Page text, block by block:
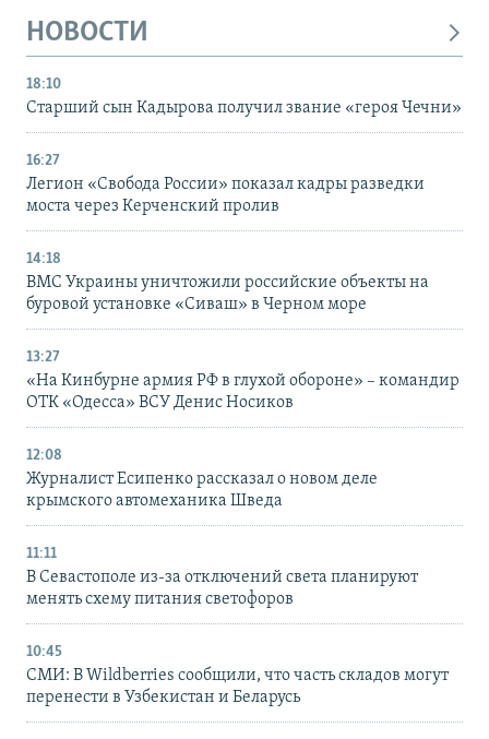
НОВОСТИ
18:10
Старший сын Кадырова получил звание «героя Чечни»
16:27
Легион «Свобода России» показал кадры разведки
моста через Керченский пролив
14:18
ВМС Украины уничтожили российские объекты на
буровой установке «Сиваш» в Черном море
13:27
«На Кинбурне армия РФ в глухой обороне» – командир
ОТК «Одесса» ВСУ Денис Носиков
12:08
Журналист Есипенко рассказал о новом деле
крымского автомеханика Шведа
11:11
В Севастополе из-за отключений света планируют
менять схему питания светофоров
10:45
СМИ: В Wildberries сообщили, что часть складов могут
перенести в Узбекистан и Беларусь